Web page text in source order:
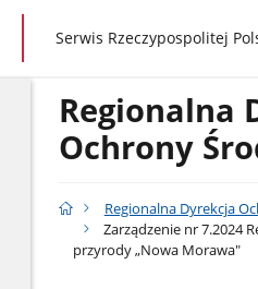
gov.pl
Serwis Rzeczypospolitej
Regionalna
Ochrony
Regionalna Dyrekcja
Zarządzenie nr 7.2024
przyrody „Nowa Morawa"